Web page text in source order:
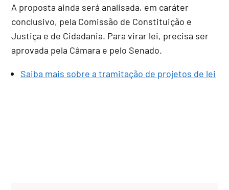
A proposta ainda será analisada, em caráter
conclusivo, pela Comissão de Constituição e
Justiça e de Cidadania. Para virar lei, precisa ser
aprovada pela Câmara e pelo Senado.
Saiba mais sobre a tramitação de projetos de lei